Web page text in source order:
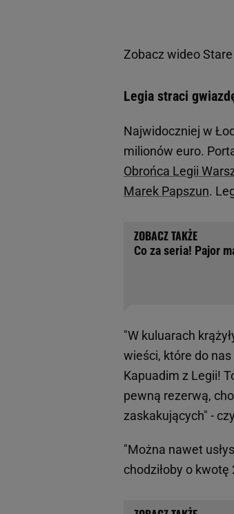
Zobacz wideo
Legia straci
Najwidoczniej w
milionów euro.
Obrońca Legii
Marek Papszun.
Co za seria! Pajor
"W kuluarach
wieści, które do
Kapuadim z Legii!
pewną rezerwą,
zaskakujących" -
"Można nawet
chodziłoby o